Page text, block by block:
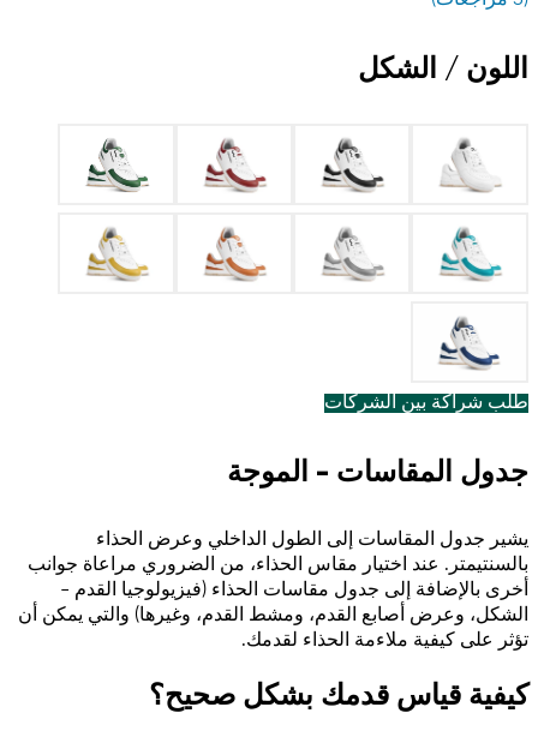
اللون / الشكل
طلب شراكة بين الشركات
جدول المقاسات - الموجة
يشير جدول المقاسات إلى الطول الداخلي وعرض الحذاء
بالسنتيمتر. عند اختيار مقاس الحذاء، من الضروري مراعاة جوانب
أخرى بالإضافة إلى جدول مقاسات الحذاء (فيزيولوجيا القدم -
الشكل، وعرض أصابع القدم، ومشط القدم، وغيرها) والتي يمكن أن
تؤثر على كيفية ملاءمة الحذاء لقدمك.
كيفية قياس قدمك بشكل صحيح؟